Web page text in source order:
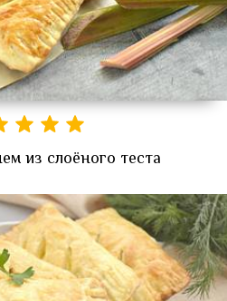
из слоёного теста